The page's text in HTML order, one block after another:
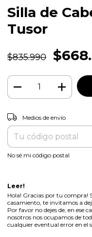
Silla de
Tusor
$835.990
Entregas para el CP:
Medios de envío
No sé mi código postal
Leer!
Hola! Gracias por tu compra!
casamiento, te invitamos a
Por favor no dejes de, en ese
nosotros nos ocupamos de
cualquier eventual error en el